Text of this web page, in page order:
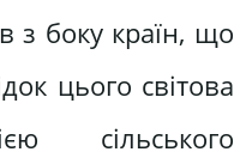
з боку країн, що
цього світова
сільського